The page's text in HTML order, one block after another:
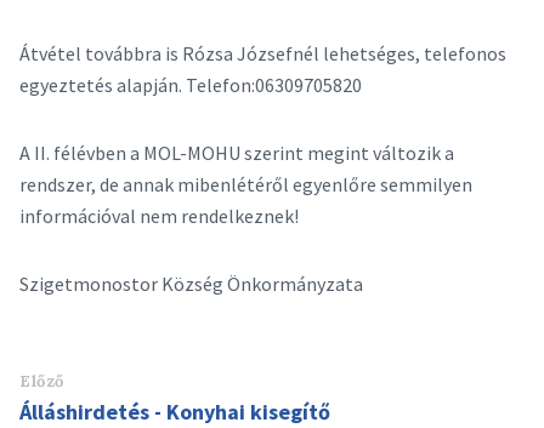
Átvétel továbbra is Rózsa Józsefnél lehetséges, telefonos
egyeztetés alapján. Telefon:06309705820
A II. félévben a MOL-MOHU szerint megint változik a
rendszer, de annak mibenlétéről egyenlőre semmilyen
információval nem rendelkeznek!
Szigetmonostor Község Önkormányzata
Előző
Álláshirdetés - Konyhai kisegítő